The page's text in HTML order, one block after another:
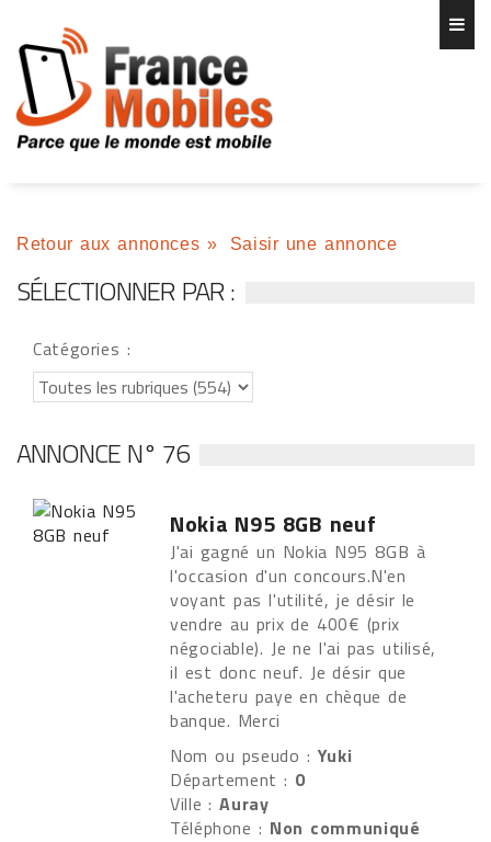
Retour aux annonces » Saisir une annonce
SÉLECTIONNER PAR :
Catégories :
ANNONCE N° 76
Nokia N95 8GB neuf
J'ai gagné un Nokia N95 8GB à
l'occasion d'un concours.N'en
voyant pas l'utilité, je désir le
vendre au prix de 400€ (prix
négociable). Je ne l'ai pas utilisé,
il est donc neuf. Je désir que
l'acheteru paye en chèque de
banque. Merci
Nom ou pseudo : Yuki
Département : 0
Ville :Auray
Téléphone : Non communiqué